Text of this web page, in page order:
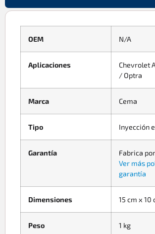
OEM N/A
Aplicaciones
Chevrolet
/ Optra
Marca Cema
Tipo Inyección
Garantía
Fabrica
Ver más
garantía
Dimensiones 15 cm x 10
Peso 1 kg